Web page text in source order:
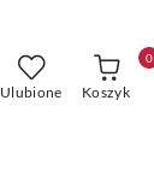
Ulubione Koszyk
0